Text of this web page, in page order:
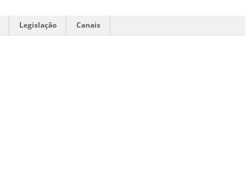
Legislação Canais